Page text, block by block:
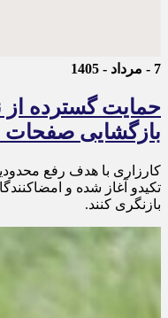
7 - مرداد - 1405
حمایت گسترده از
بازگشایی صفحات
کارزاری با هدف رفع
تکیدو آغاز شده و
بازنگری کنند.